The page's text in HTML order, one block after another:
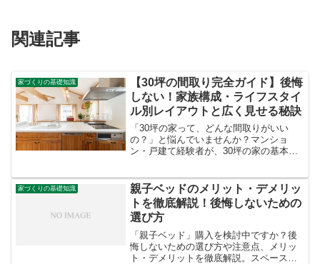
関連記事
家づくりの基礎知識
【30坪の間取り完全ガイド】後悔
しない！家族構成・ライフスタイ
ル別レイアウトと広く見せる秘訣
「30坪の家って、どんな間取りがいい
の？」と悩んでいませんか？マンショ
ン・戸建て経験者が、30坪の家の基本か
置、広く見せるコツ、後悔しないための
注意点まで、あなたの疑問を徹底解説し
ます。
家づくりの基礎知識
親子ベッドのメリット・デメリッ
トを徹底解説！後悔しないための
選び方
「親子ベッド」購入を検討中ですか？後
悔しないための選び方や注意点、メリッ
ト・デメリットを徹底解説。スペース節